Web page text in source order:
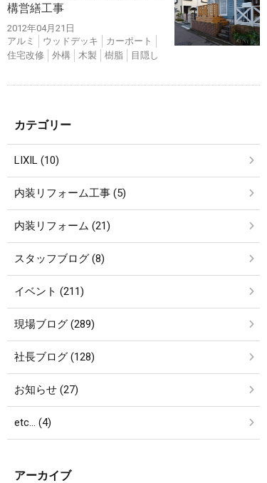
構営繕工事
2012年04月21日
アルミ
ウッドデッキ
カーポート
住宅改修
外構 木製 樹脂 目隠し
カテゴリー
LIXIL (10)
内装リフォーム工事 (5)
内装リフォーム (21)
スタッフブログ (8)
イベント (211)
現場ブログ (289)
社長ブログ (128)
お知らせ (27)
etc… (4)
アーカイブ